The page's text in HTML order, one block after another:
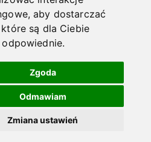
,aby dostarczać
są dla Ciebie
.
Zgoda
Odmawiam
Zmiana ustawień
| REALIZACJA: